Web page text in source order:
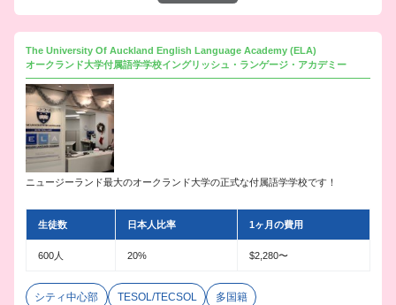
The University Of Auckland English Language Academy (ELA)
オークランド大学付属語学学校イングリッシュ・ランゲージ・アカデミー
ニュージーランド最大のオークランド大学の正式な付属語学学校です！
生徒数 日本人比率 1ヶ月の費用
600人 20% $2,280〜
シティ中心部 TESOL/TECSOL 多国籍